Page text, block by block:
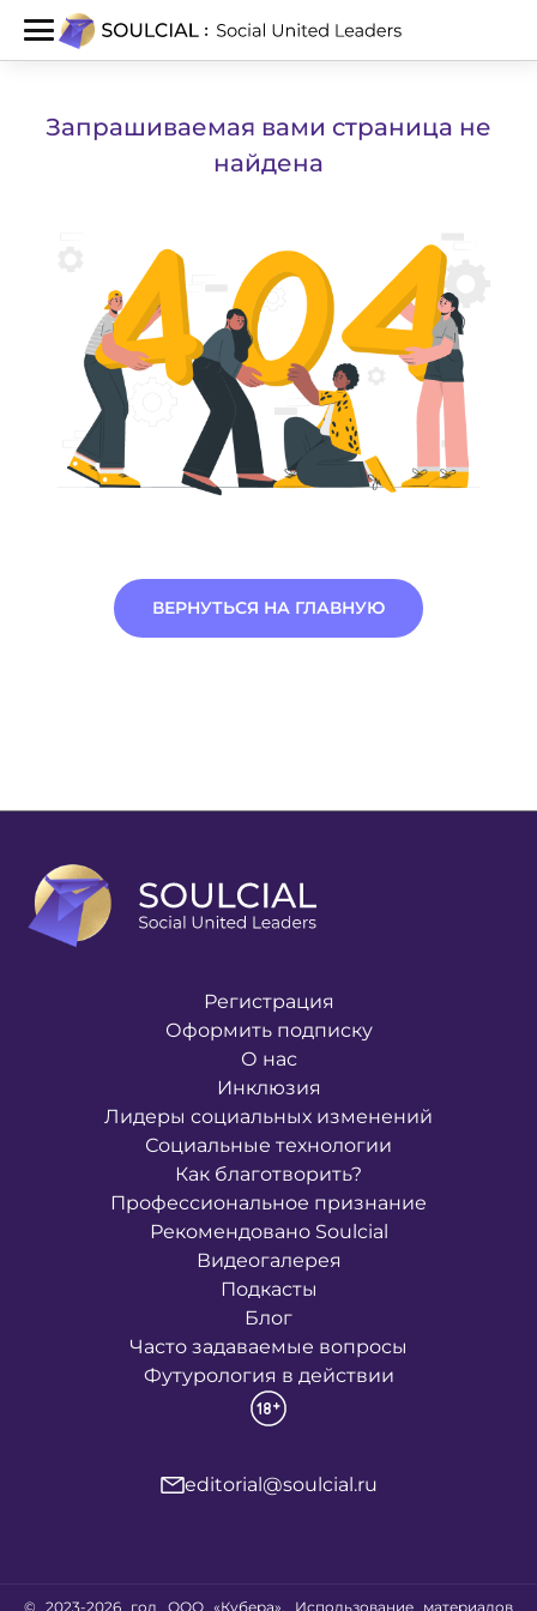
Запрашиваемая вами страница не
найдена
ВЕРНУТЬСЯ НА ГЛАВНУЮ
Регистрация
Оформить подписку
О нас
Инклюзия
Лидеры социальных изменений
Социальные технологии
Как благотворить?
Профессиональное признание
Рекомендовано Soulcial
Видеогалерея
Подкасты
Блог
Часто задаваемые вопросы
Футурология в действии
editorial@soulcial.ru
© 2023-2026 год ООО «Кубера». Использование материалов